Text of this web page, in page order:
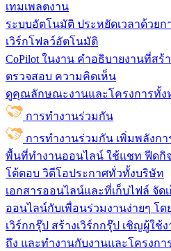
เทมเพลตงาน
ระบบอัตโนมัติ ประหยัดเวลาด้วย
เวิร์กโฟลว์อัตโนมัติ
CoPilot ในงาน คำอธิบายงานที่สร้
ตรวจสอบ ความคิดเห็น
ดูคุณลักษณะงานและโครงการทั้ง
การทำงานร่วมกัน
การทำงานร่วมกัน เพิ่มพลังก
พื้นที่ทำงานออนไลน์ ใช้แชท ฟีดกิ
โต้ตอบ วิดีโอประกาศทั่วทั้งบริษัท
เอกสารออนไลน์และที่เก็บไฟล์ จัด
ออนไลน์กับเพื่อนร่วมงานง่ายๆ โ
เวิร์กกรุ๊ป สร้างเวิร์กกรุ๊ป เชิญผู้ใช้
ถึง และทำงานกับงานและโครงกา